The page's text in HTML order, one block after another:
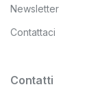
Newsletter
Contattaci
Contatti